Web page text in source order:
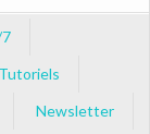
Tutoriels
Newsletter